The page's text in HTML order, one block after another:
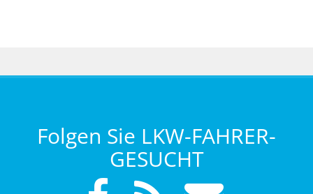
Folgen Sie LKW-FAHRER-
GESUCHT